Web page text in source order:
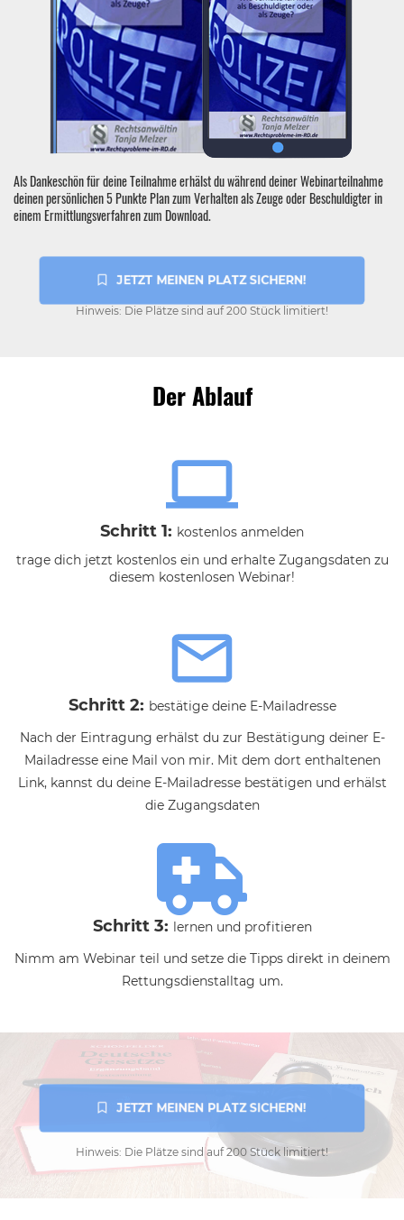
Als Dankeschön für deine Teilnahme erhälst du während deiner Webinarteilnahme
deinen persönlichen 5 Punkte Plan zum Verhalten als Zeuge oder Beschuldigter in
einem Ermittlungsverfahren zum Download.
JETZT MEINEN PLATZ SICHERN!
Hinweis: Die Plätze sind auf 200 Stück limitiert!
Der Ablauf
Schritt 1: kostenlos anmelden
trage dich jetzt kostenlos ein und erhalte Zugangsdaten zu
diesem kostenlosen Webinar!
Schritt 2: bestätige deine E-Mailadresse
Nach der Eintragung erhälst du zur Bestätigung deiner E-
Mailadresse eine Mail von mir. Mit dem dort enthaltenen
Link, kannst du deine E-Mailadresse bestätigen und erhälst
die Zugangsdaten
Schritt 3: lernen und profitieren
Nimm am Webinar teil und setze die Tipps direkt in deinem
Rettungsdienstalltag um.
JETZT MEINEN PLATZ SICHERN!
Hinweis: Die Plätze sind auf 200 Stück limitiert!